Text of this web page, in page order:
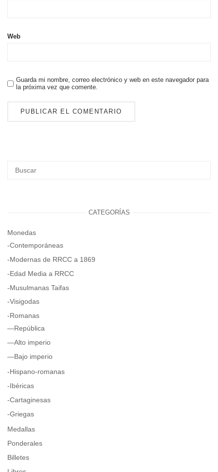
Web
Guarda mi nombre, correo electrónico y web en este navegador para
la próxima vez que comente.
CATEGORÍAS
Monedas
-Contemporáneas
-Modernas de RRCC a 1869
-Edad Media a RRCC
-Musulmanas Taifas
-Visigodas
-Romanas
—República
—Alto imperio
—Bajo imperio
-Hispano-romanas
-Ibéricas
-Cartaginesas
-Griegas
Medallas
Ponderales
Billetes